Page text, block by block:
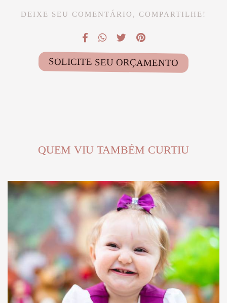
DEIXE SEU COMENTÁRIO, COMPARTILHE!
SOLICITE SEU ORÇAMENTO
QUEM VIU TAMBÉM CURTIU